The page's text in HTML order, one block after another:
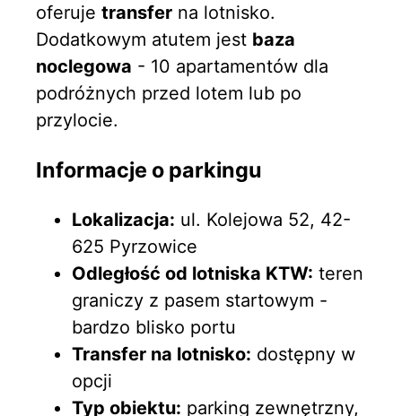
oferuje transfer na lotnisko.
Dodatkowym atutem jest baza
noclegowa - 10 apartamentów dla
podróżnych przed lotem lub po
przylocie.
Informacje o parkingu
Lokalizacja: ul. Kolejowa 52, 42-
625 Pyrzowice
Odległość od lotniska KTW: teren
graniczy z pasem startowym -
bardzo blisko portu
Transfer na lotnisko: dostępny w
opcji
Typ obiektu: parking zewnętrzny,